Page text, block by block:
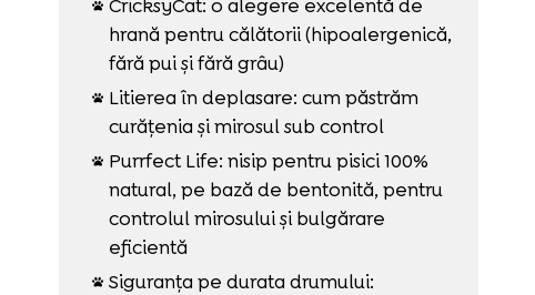
 CricksyCat: o alegere excelentă de
hrană pentru călătorii (hipoalergenică,
fără pui și fără grâu)

Litierea în deplasare: cum păstrăm
curățenia și mirosul sub control

Purrfect Life: nisip pentru pisici 100%
natural, pe bază de bentonită, pentru
controlul mirosului și bulgărare
eficientă
 Siguranța pe durata drumului: